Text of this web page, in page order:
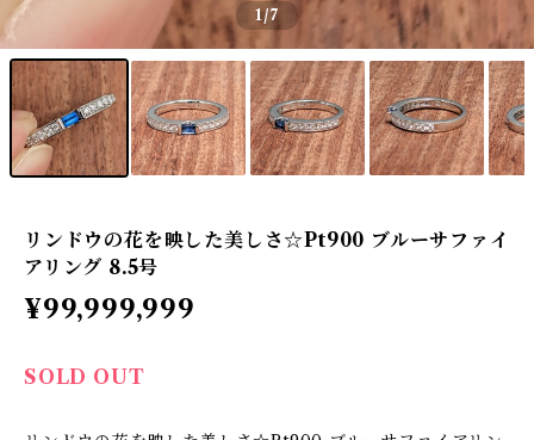
1/7
リンドウの花を映した美しさ☆Pt900 ブルーサファイ
アリング 8.5号
¥99,999,999
SOLD OUT